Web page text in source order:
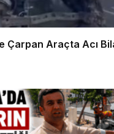
Çarpan Araçta Acı